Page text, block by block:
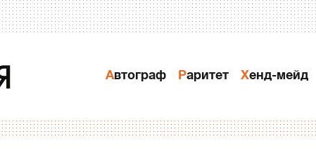
Автограф Раритет Хенд-мейд